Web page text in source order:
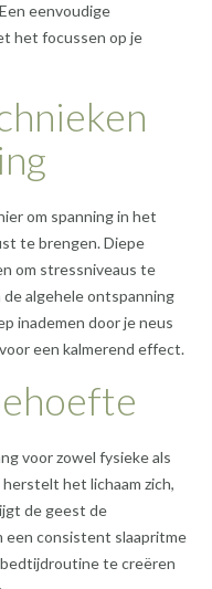
eenvoudige
het focussen op je
om spanning in het
te brengen. Diepe
om stressniveaus te
algehele ontspanning
inademen door je neus
een kalmerend effect.
voor zowel fysieke als
het lichaam zich,
de geest de
een consistent slaapritme
te creëren